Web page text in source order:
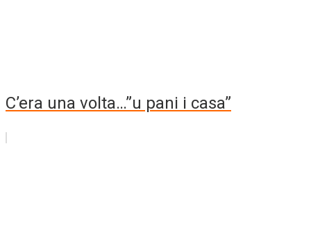
C’era una volta…”u pani i casa”